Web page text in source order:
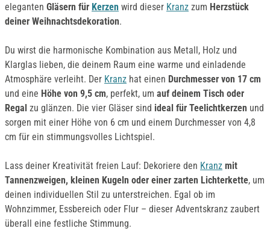
eleganten Gläsern für Kerzen wird dieser Kranz zum Herzstück
deiner Weihnachtsdekoration.
Du wirst die harmonische Kombination aus Metall, Holz und
Klarglas lieben, die deinem Raum eine warme und einladende
Atmosphäre verleiht. Der Kranz hat einen Durchmesser von 17 cm
und eine Höhe von 9,5 cm, perfekt, um auf deinem Tisch oder
Regal zu glänzen. Die vier Gläser sind ideal für Teelichtkerzen und
sorgen mit einer Höhe von 6 cm und einem Durchmesser von 4,8
cm für ein stimmungsvolles Lichtspiel.
Lass deiner Kreativität freien Lauf: Dekoriere den Kranz mit
Tannenzweigen, kleinen Kugeln oder einer zarten Lichterkette, um
deinen individuellen Stil zu unterstreichen. Egal ob im
Wohnzimmer, Essbereich oder Flur – dieser Adventskranz zaubert
überall eine festliche Stimmung.